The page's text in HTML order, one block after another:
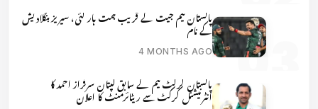
پاکستان ٹیم جیت کے قریب ہمت ہار گئی، سیریز بنگلادیش
کے نام
4 MONTHS AGO
پاکستان کرکٹ ٹیم کے سابق کپتان سرفراز احمد کا
انٹرنیشنل کرکٹ سے ریٹائرمنٹ کا اعلان